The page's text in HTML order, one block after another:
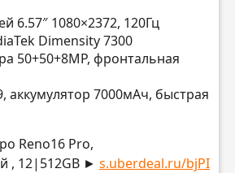
6.57″ 1080×2372, 120Гц
Dimensity 7300
50+50+8MP, фронтальная
аккумулятор 7000мАч, быстрая
Reno16 Pro,
, 12|512GB ► s.uberdeal.ru/bjPI